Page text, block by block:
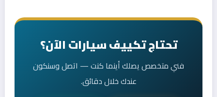
تحتاج تكييف سيارات الآن؟
فني متخصص يصلك أينما كنت — اتصل وسنكون
عندك خلال دقائق.